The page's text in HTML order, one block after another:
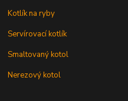
Kotlík na ryby
Servírovací kotlík
Smaltovaný kotol
Nerezový kotol